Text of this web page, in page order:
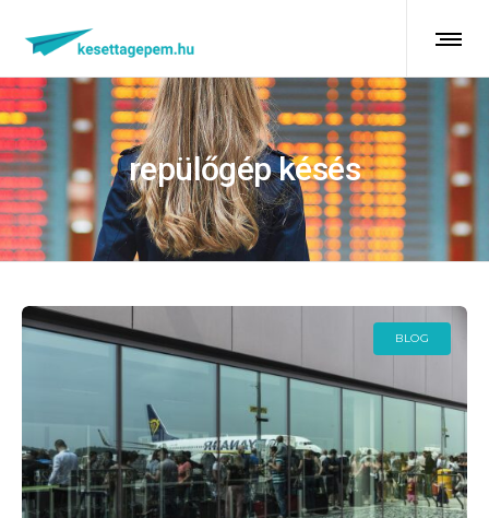
repülőgép késés
BLOG